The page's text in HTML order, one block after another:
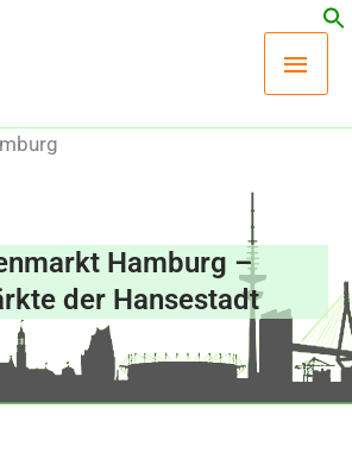
Hamburg –
der Hansestadt